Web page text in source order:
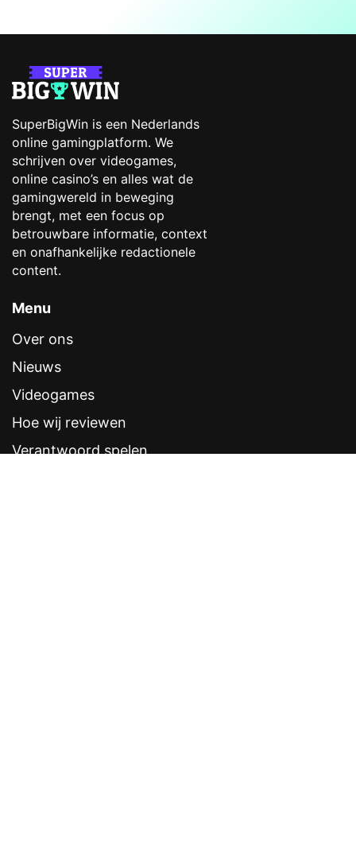
SuperBigWin is een Nederlands
online gamingplatform. We
schrijven over videogames,
online casino’s en alles wat de
gamingwereld in beweging
brengt, met een focus op
betrouwbare informatie, context
en onafhankelijke redactionele
content.
Menu
Over ons
Nieuws
Videogames
Hoe wij reviewen
Verantwoord spelen